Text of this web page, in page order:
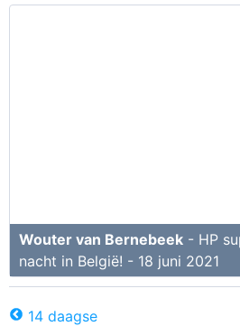
Wouter van Bernebeek - HP
nacht in België! - 18 juni 2021
14 daagse